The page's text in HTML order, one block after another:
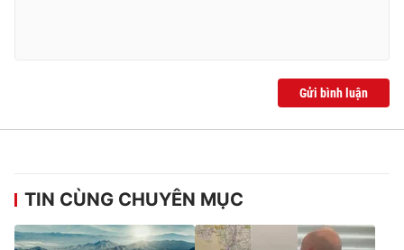
Gửi bình luận
TIN CÙNG CHUYÊN MỤC